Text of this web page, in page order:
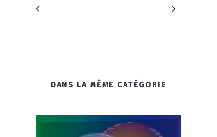
DANS LA MÊME CATÉGORIE